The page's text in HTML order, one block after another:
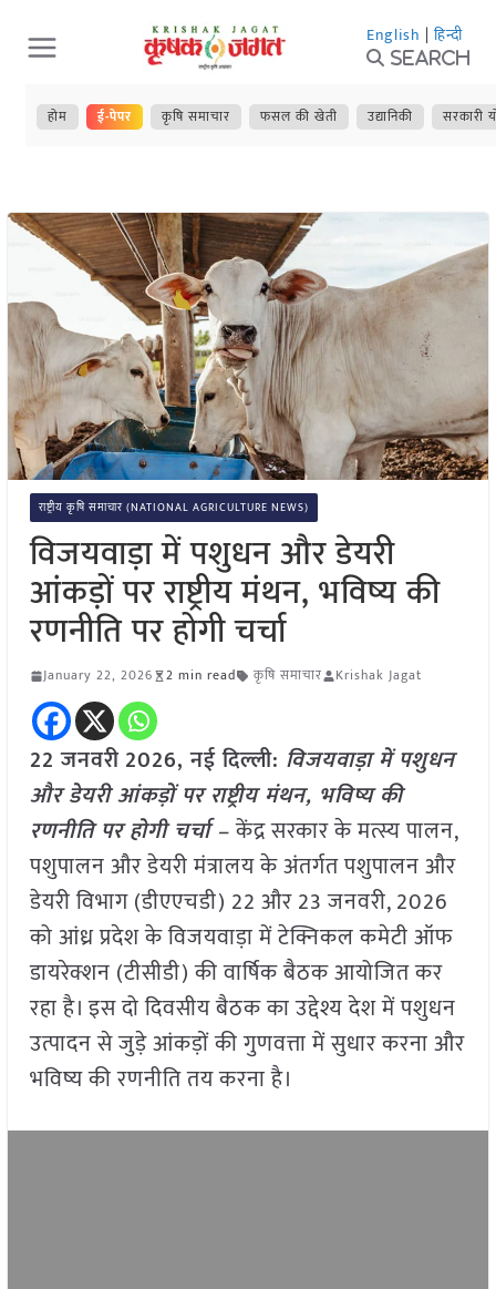
Skip
to
content
English | हिन्दी
Search
होम ई-पेपर कृषि समाचार फसल की खेती उद्यानिकी सरकारी
राष्ट्रीय कृषि समाचार (NATIONAL AGRICULTURE NEWS)
विजयवाड़ा में पशुधन और डेयरी
आंकड़ों पर राष्ट्रीय मंथन, भविष्य की
रणनीति पर होगी चर्चा
January 22, 2026 2 min read कृषि समाचार Krishak Jagat
22 जनवरी2026,नई दिल्ली: विजयवाड़ा में पशुधन
और डेयरी आंकड़ों पर राष्ट्रीय मंथन, भविष्य की
रणनीति पर होगी चर्चा –केंद्र सरकार के मत्स्य पालन,
पशुपालन और डेयरी मंत्रालय के अंतर्गत पशुपालन और
डेयरी विभाग (डीएएचडी) 22 और 23 जनवरी, 2026
को आंध्र प्रदेश के विजयवाड़ा में टेक्निकल कमेटी ऑफ
डायरेक्शन (टीसीडी) की वार्षिक बैठक आयोजित कर
रहा है। इस दो दिवसीय बैठक का उद्देश्य देश में पशुधन
उत्पादन से जुड़े आंकड़ों की गुणवत्ता में सुधार करना और
भविष्य की रणनीति तय करना है।